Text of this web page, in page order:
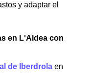
y adaptar el
en L'Aldea con
de Iberdrola en